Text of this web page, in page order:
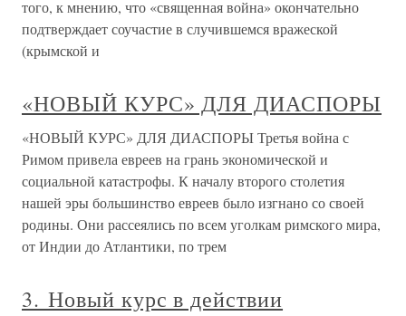
того, к мнению, что «священная война» окончательно
подтверждает соучастие в случившемся вражеской
(крымской и
«НОВЫЙ КУРС» ДЛЯ ДИАСПОРЫ
«НОВЫЙ КУРС» ДЛЯ ДИАСПОРЫ Третья война с
Римом привела евреев на грань экономической и
социальной катастрофы. К началу второго столетия
нашей эры большинство евреев было изгнано со своей
родины. Они рассеялись по всем уголкам римского мира,
от Индии до Атлантики, по трем
3. Новый курс в действии